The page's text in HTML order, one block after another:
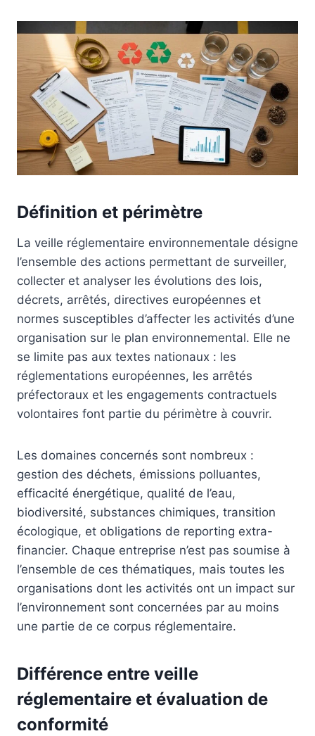
Définition et périmètre
La veille réglementaire environnementale désigne
l’ensemble des actions permettant de surveiller,
collecter et analyser les évolutions des lois,
décrets, arrêtés, directives européennes et
normes susceptibles d’affecter les activités d’une
organisation sur le plan environnemental. Elle ne
se limite pas aux textes nationaux : les
réglementations européennes, les arrêtés
préfectoraux et les engagements contractuels
volontaires font partie du périmètre à couvrir.
Les domaines concernés sont nombreux :
gestion des déchets, émissions polluantes,
efficacité énergétique, qualité de l’eau,
biodiversité, substances chimiques, transition
écologique, et obligations de reporting extra-
financier. Chaque entreprise n’est pas soumise à
l’ensemble de ces thématiques, mais toutes les
organisations dont les activités ont un impact sur
l’environnement sont concernées par au moins
une partie de ce corpus réglementaire.
Différence entre veille
réglementaire et évaluation de
conformité